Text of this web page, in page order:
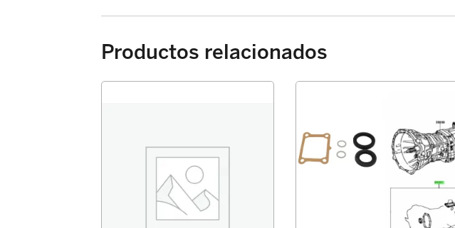
Productos relacionados